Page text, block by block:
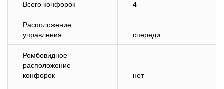
Всего конфорок 4
Расположение
управления
спереди
Ромбовидное
расположение
конфорок
нет